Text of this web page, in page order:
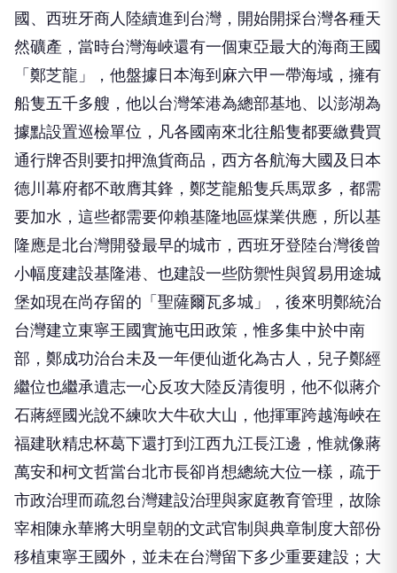
國、西班牙商人陸續進到台灣，開始開採台灣各種天
然礦產，當時台灣海峽還有一個東亞最大的海商王國
「鄭芝龍」，他盤據日本海到麻六甲一帶海域，擁有
船隻五千多艘，他以台灣笨港為總部基地、以澎湖為
據點設置巡檢單位，凡各國南來北往船隻都要繳費買
通行牌否則要扣押漁貨商品，西方各航海大國及日本
德川幕府都不敢膺其鋒，鄭芝龍船隻兵馬眾多，都需
要加水，這些都需要仰賴基隆地區煤業供應，所以基
隆應是北台灣開發最早的城市，西班牙登陸台灣後曾
小幅度建設基隆港、也建設一些防禦性與貿易用途城
堡如現在尚存留的「聖薩爾瓦多城」，後來明鄭統治
台灣建立東寧王國實施屯田政策，惟多集中於中南
部，鄭成功治台未及一年便仙逝化為古人，兒子鄭經
繼位也繼承遺志一心反攻大陸反清復明，他不似蔣介
石蔣經國光說不練吹大牛砍大山，他揮軍跨越海峽在
福建耿精忠杯葛下還打到江西九江長江邊，惟就像蔣
萬安和柯文哲當台北市長卻肖想總統大位一樣，疏于
市政治理而疏忽台灣建設治理與家庭教育管理，故除
宰相陳永華將大明皇朝的文武官制與典章制度大部份
移植東寧王國外，並未在台灣留下多少重要建設；大